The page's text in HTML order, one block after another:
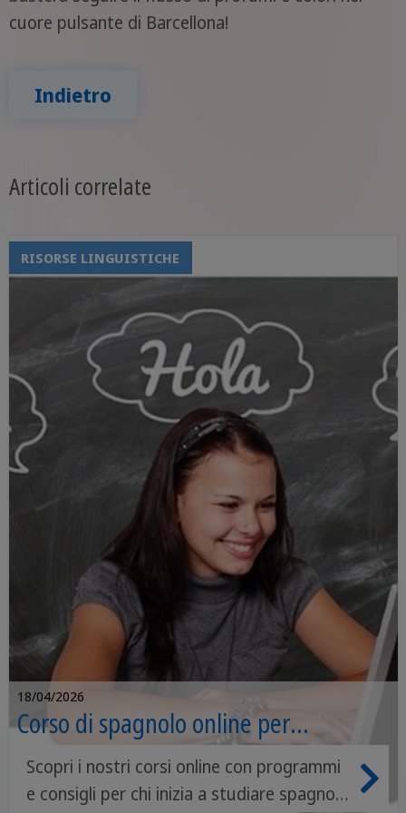
cuore pulsante di Barcellona!
Indietro
Articoli correlate
RISORSE LINGUISTICHE
18/04/2026
Corso di spagnolo online per
principianti: da zero (e da casa)
Scopri i nostri corsi online con programmi
e consigli per chi inizia a studiare spagnolo